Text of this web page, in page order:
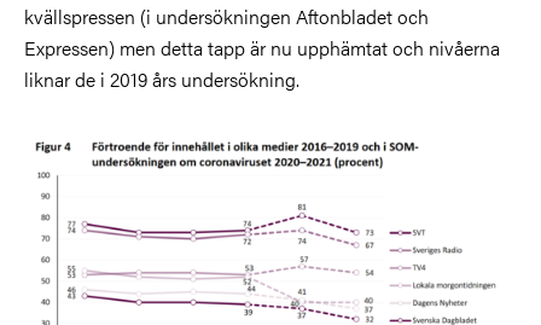
kvällspressen (i undersökningen Aftonbladet och
Expressen) men detta tapp är nu upphämtat och nivåerna
liknar de i 2019 års undersökning.